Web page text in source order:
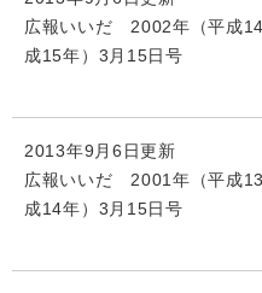
広報いいだ 2002年（平成
成15年）3月15日号
2013年9月6日更新
広報いいだ 2001年（平成
成14年）3月15日号